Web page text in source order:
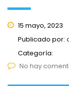
15 mayo, 2023
Publicado por:
Categoría:
No hay